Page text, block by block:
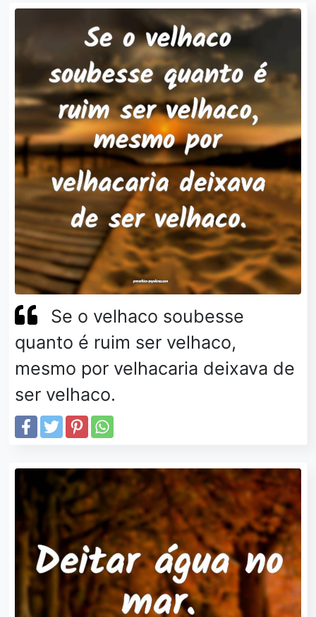
Se o velhaco soubesse
quanto é ruim ser velhaco,
mesmo por velhacaria deixava de
ser velhaco.